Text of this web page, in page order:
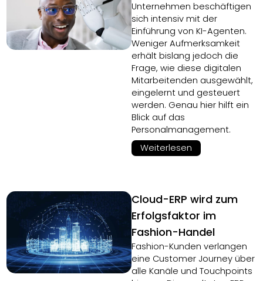
Unternehmen beschäftigen
sich intensiv mit der
Einführung von KI-Agenten.
Weniger Aufmerksamkeit
erhält bislang jedoch die
Frage, wie diese digitalen
Mitarbeitenden ausgewählt,
eingelernt und gesteuert
werden. Genau hier hilft ein
Blick auf das
Personalmanagement.
Weiterlesen
Cloud-ERP wird zum
Erfolgsfaktor im
Fashion-Handel
Fashion-Kunden verlangen
eine Customer Journey über
alle Kanäle und Touchpoints